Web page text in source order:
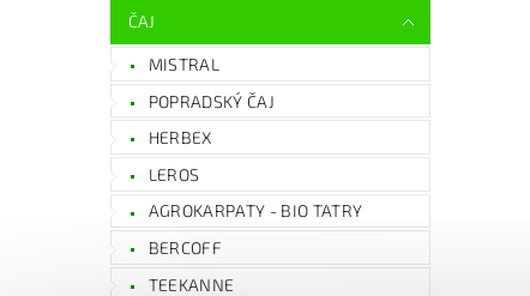
ČAJ
MISTRAL
POPRADSKÝ ČAJ
HERBEX
LEROS
AGROKARPATY - BIO TATRY
BERCOFF
TEEKANNE